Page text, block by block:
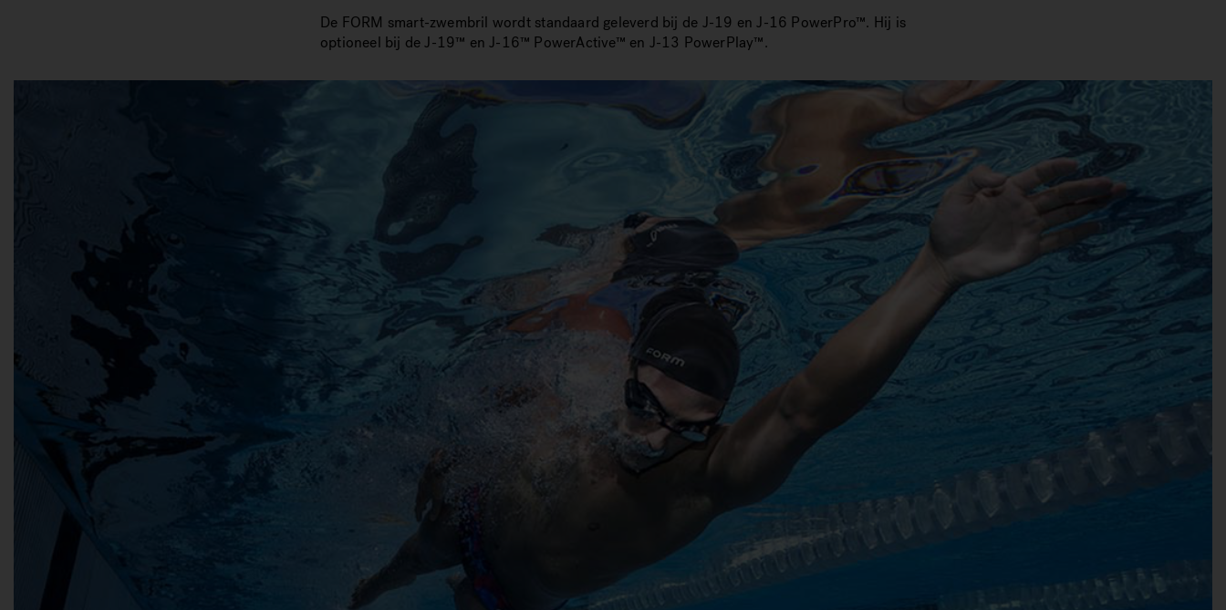
De FORM smart-zwembril wordt standaard geleverd bij de J-19 en J-16 PowerPro™. Hij is
optioneel bij de J-19™ en J-16™ PowerActive™ en J-13 PowerPlay™.